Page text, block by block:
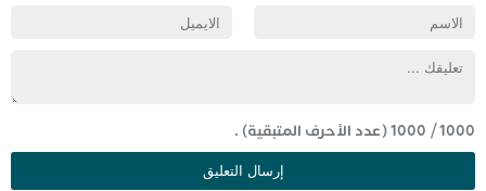
1000
/
1000(عدد الأحرف المتبقية) .